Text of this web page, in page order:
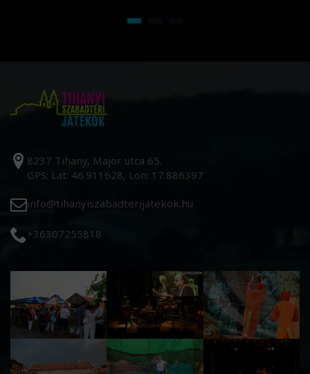
8237 Tihany, Major utca 65.
GPS: Lat: 46.911628, Lon: 17.886397
info@tihanyiszabadterijatekok.hu
+36307255818